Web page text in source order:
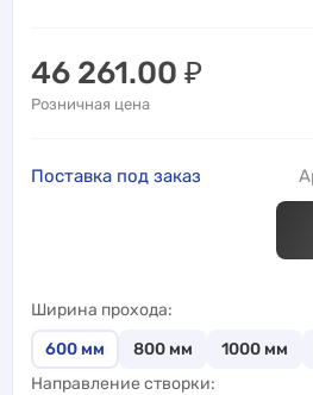
46 261.00 ₽
Розничная цена
Поставка под заказ
Ширина прохода
600 мм 800 мм 1000 мм
Направление створки